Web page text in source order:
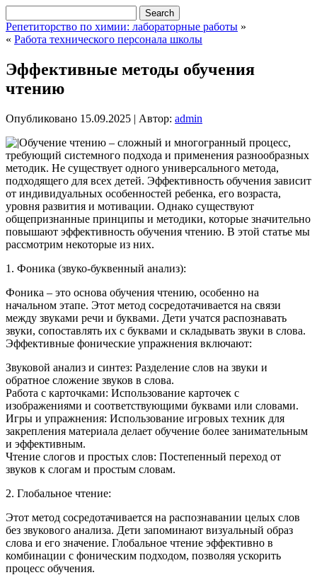
Репетиторство по химии: лабораторные работы »
« Работа технического персонала школы
Эффективные методы обучения
чтению
Опубликовано 15.09.2025 | Автор: admin
Обучение чтению – сложный и многогранный процесс,
требующий системного подхода и применения разнообразных
методик. Не существует одного универсального метода,
подходящего для всех детей. Эффективность обучения зависит
от индивидуальных особенностей ребенка, его возраста,
уровня развития и мотивации. Однако существуют
общепризнанные принципы и методики, которые значительно
повышают эффективность обучения чтению. В этой статье мы
рассмотрим некоторые из них.
1. Фоника (звуко-буквенный анализ):
Фоника – это основа обучения чтению, особенно на
начальном этапе. Этот метод сосредотачивается на связи
между звуками речи и буквами. Дети учатся распознавать
звуки, сопоставлять их с буквами и складывать звуки в слова.
Эффективные фонические упражнения включают:
Звуковой анализ и синтез: Разделение слов на звуки и
обратное сложение звуков в слова.
Работа с карточками: Использование карточек с
изображениями и соответствующими буквами или словами.
Игры и упражнения: Использование игровых техник для
закрепления материала делает обучение более занимательным
и эффективным.
Чтение слогов и простых слов: Постепенный переход от
звуков к слогам и простым словам.
2. Глобальное чтение:
Этот метод сосредотачивается на распознавании целых слов
без звукового анализа. Дети запоминают визуальный образ
слова и его значение. Глобальное чтение эффективно в
комбинации с фоническим подходом, позволяя ускорить
процесс обучения.